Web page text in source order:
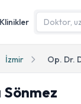
Klinikler
İzmir Op. Dr.